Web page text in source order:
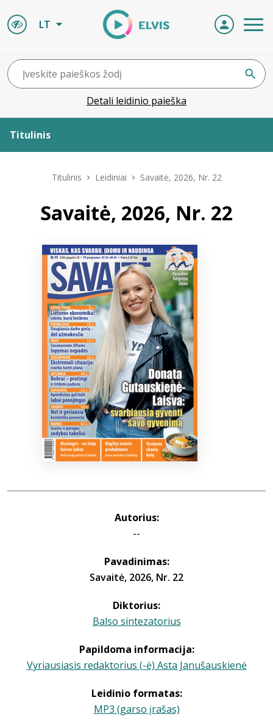
LT
Detali leidinio paieška
Titulinis
Leidiniai
Naujienos
Bibliotekoms
+370 667 80 541
info@elvislab.lt
Titulinis Leidiniai Savaitė, 2026, Nr. 22
Savaitė, 2026, Nr. 22
Autorius:
--
Pavadinimas:
Savaitė, 2026, Nr. 22
Diktorius:
Balso sintezatorius
Papildoma informacija:
Vyriausiasis redaktorius (-ė) Asta Janušauskienė
Leidinio formatas:
MP3 (garso įrašas)